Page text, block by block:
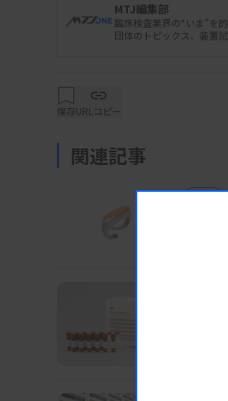
MTJ編集部
臨床検査業界の“いま”を
団体のトピックス、装置
保存URLコピー
関連記事
【新
MBL